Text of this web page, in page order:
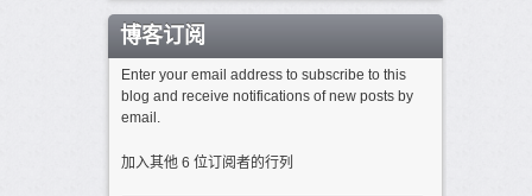
博客订阅
Enter your email address to subscribe to this
blog and receive notifications of new posts by
email.
加入其他 6 位订阅者的行列